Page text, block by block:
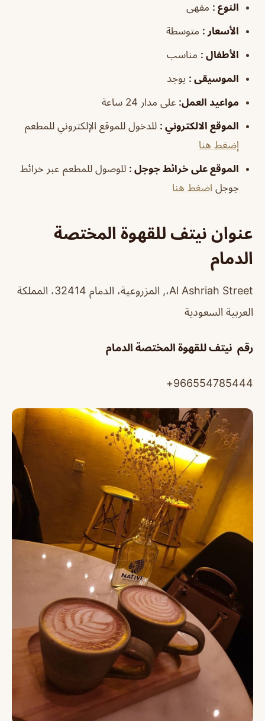
النوع : مقهى
الأسعار : متوسطة
الأطفال : مناسب
الموسيقى : يوجد
مواعيد العمل: على مدار 24 ساعة
الموقع الالكتروني : للدخول للموقع الإلكتروني للمطعم
إضغط هنا
الموقع على خرائط جوجل : للوصول للمطعم عبر خرائط
جوجل اضغط هنا
عنوان نيتف للقهوة المختصة
الدمام
Al Ashriah Street،, المزروعية، الدمام 32414، المملكة
العربية السعودية
رقم نيتف للقهوة المختصة الدمام
966554785444+